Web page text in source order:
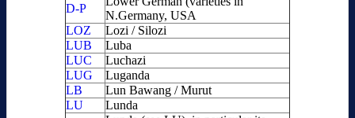
D-P
N.Germany, USA
LOZ
Lozi / Silozi
LUB
Luba
LUC
Luchazi
LUG
Luganda
LB
Lun Bawang / Murut
LU
Lunda